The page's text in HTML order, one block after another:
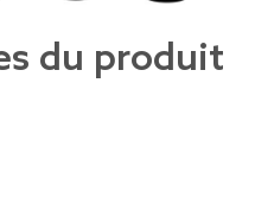
du produit